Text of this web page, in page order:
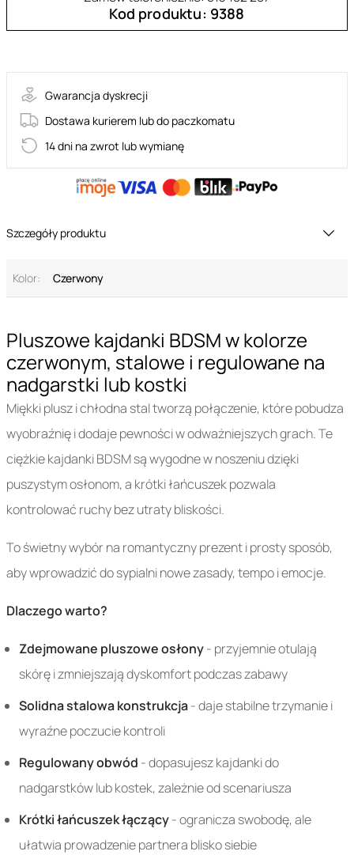
Pluszowe kajdanki BDSM w kolorze
czerwonym, stalowe i regulowane na
nadgarstki lub kostki
Miękki plusz i chłodna stal tworzą połączenie, które pobudza
wyobraźnię i dodaje pewności w odważniejszych grach. Te
ciężkie kajdanki BDSM są wygodne w noszeniu dzięki
puszystym osłonom, a krótki łańcuszek pozwala
kontrolować ruchy bez utraty bliskości.
To świetny wybór na romantyczny prezent i prosty sposób,
aby wprowadzić do sypialni nowe zasady, tempo i emocje.
Dlaczego warto?
Zdejmowane pluszowe osłony- przyjemnie otulają
skórę i zmniejszają dyskomfort podczas zabawy
Solidna stalowa konstrukcja- daje stabilne trzymanie i
wyraźne poczucie kontroli
Regulowany obwód - dopasujesz kajdanki do
nadgarstków lub kostek, zależnie od scenariusza
Krótki łańcuszek łączący- ogranicza swobodę, ale
ułatwia prowadzenie partnera blisko siebie
Kod produktu: 9388
Gwarancja dyskrecji
Dostawa kurierem lub do paczkomatu
14 dni na zwrot lub wymianę
Szczegóły produktu
Kolor: Czerwony